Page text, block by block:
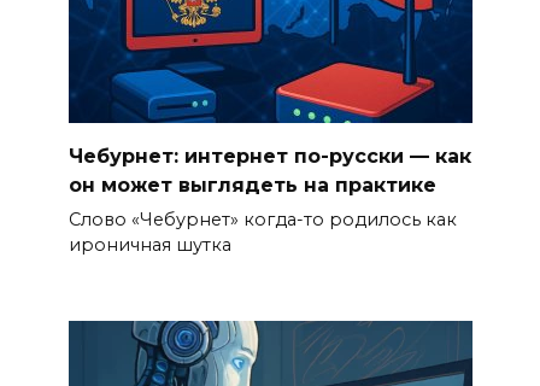
Чебурнет: интернет по-русски — как
он может выглядеть на практике
Слово «Чебурнет» когда-то родилось как
ироничная шутка